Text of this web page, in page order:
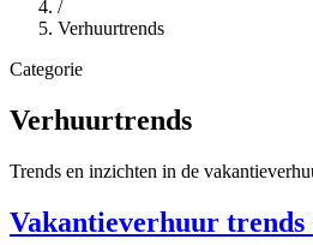
/
Verhuurtrends
Categorie
Verhuurtrends
Trends en inzichten in de
Vakantieverhuur trends